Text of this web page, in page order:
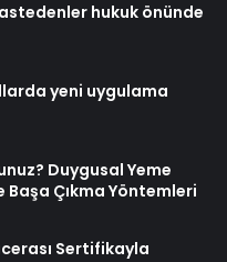
hukuk önünde
yeni uygulama
Duygusal Yeme
Başa Çıkma Yöntemleri
Sertifikayla